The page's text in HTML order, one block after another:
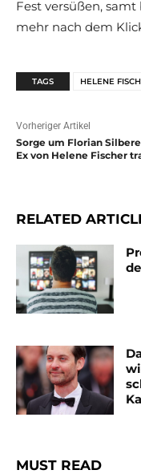
Fest versüßen,
mehr nach dem
TAGS HELENE
Vorheriger Artikel
Sorge um Florian
Ex von Helene Fischer
RELATED
MUST READ